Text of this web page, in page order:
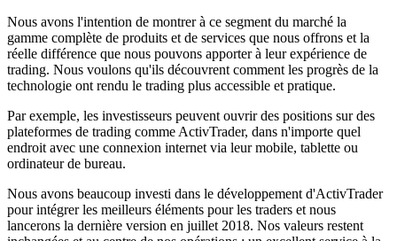
Nous avons l'intention de montrer à ce segment du marché la
gamme complète de produits et de services que nous offrons et la
réelle différence que nous pouvons apporter à leur expérience de
trading. Nous voulons qu'ils découvrent comment les progrès de la
technologie ont rendu le trading plus accessible et pratique.
Par exemple, les investisseurs peuvent ouvrir des positions sur des
plateformes de trading comme ActivTrader, dans n'importe quel
endroit avec une connexion internet via leur mobile, tablette ou
ordinateur de bureau.
Nous avons beaucoup investi dans le développement d'ActivTrader
pour intégrer les meilleurs éléments pour les traders et nous
lancerons la dernière version en juillet 2018. Nos valeurs restent